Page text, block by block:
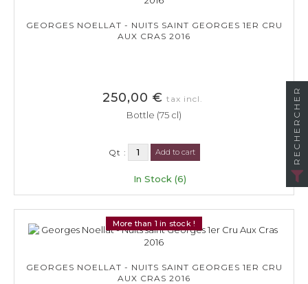
GEORGES NOELLAT - NUITS SAINT GEORGES 1ER CRU
AUX CRAS 2016
250,00 € tax incl.
Bottle (75 cl)
Qt : Add to cart
In Stock (6)
More than 1 in stock !
GEORGES NOELLAT - NUITS SAINT GEORGES 1ER CRU
AUX CRAS 2016
RECHERCHER